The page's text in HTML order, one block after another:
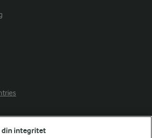
din integritet